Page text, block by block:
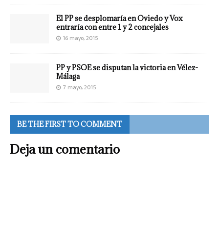
El PP se desplomaría en Oviedo y Vox
entraría con entre 1 y 2 concejales
16 mayo, 2015
PP y PSOE se disputan la victoria en Vélez-
Málaga
7 mayo, 2015
BE THE FIRST TO COMMENT
Deja un comentario